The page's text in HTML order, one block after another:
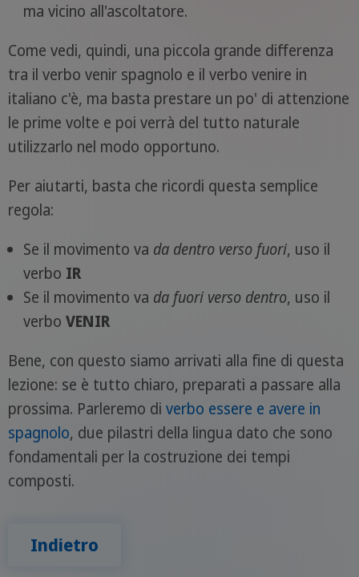
ma vicino all'ascoltatore.
Come vedi, quindi, una piccola grande differenza
tra il verbo venir spagnolo e il verbo venire in
italiano c'è, ma basta prestare un po' di attenzione
le prime volte e poi verrà del tutto naturale
utilizzarlo nel modo opportuno.
Per aiutarti, basta che ricordi questa semplice
regola:
Se il movimento va da dentro verso fuori, uso il
verbo IR
Se il movimento va da fuori verso dentro, uso il
verbo VENIR
Bene, con questo siamo arrivati alla fine di questa
lezione: se è tutto chiaro, preparati a passare alla
prossima. Parleremo di verbo essere e avere in
spagnolo, due pilastri della lingua dato che sono
fondamentali per la costruzione dei tempi
composti.
Indietro